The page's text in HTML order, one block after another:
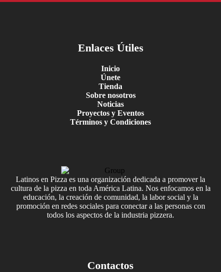
Enlaces Útiles
Inicio
Únete
Tienda
Sobre nosotros
Noticias
Proyectos y Eventos
Términos y Condiciones
Latinos en Pizza es una organización dedicada a promover la
cultura de la pizza en toda América Latina. Nos enfocamos en la
educación, la creación de comunidad, la labor social y la
promoción en redes sociales para conectar a las personas con
todos los aspectos de la industria pizzera.
Contactos